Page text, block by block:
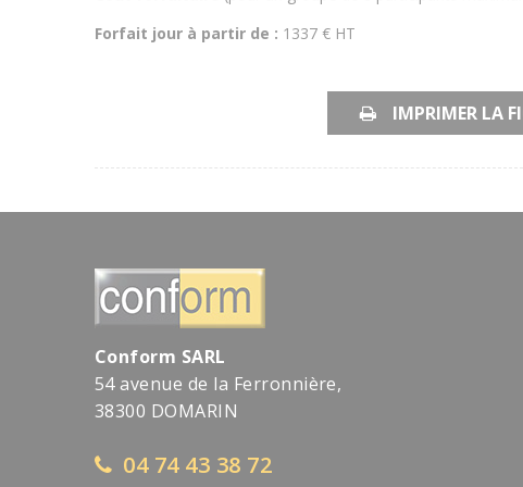
Forfait jour à partir de : 1337 € HT
IMPRIMER LA
Conform SARL
54 avenue de la Ferronnière,
38300 DOMARIN
04 74 43 38 72